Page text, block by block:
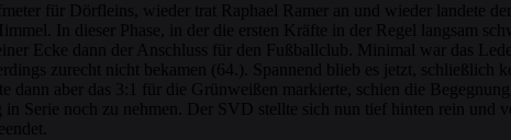
für Dörfleins, wieder trat Raphael Ramer an und wieder landete
In dieser Phase, in der die ersten Kräfte in der Regel langsam
Ecke dann der Anschluss für den Fußballclub. Minimal war das
zurecht nicht bekamen (64.). Spannend blieb es jetzt, schließlich
aber das 3:1 für die Grünweißen markierte, schien die
Serie noch zu nehmen. Der SVD stellte sich nun tief hinten rein und